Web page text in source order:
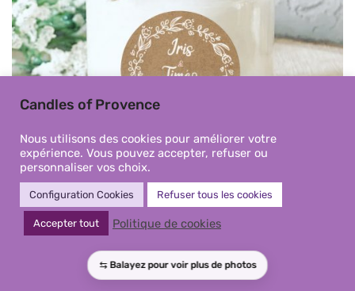
Mini Bougies personnalisée
parfumée mariage bohème kraft
– Cadeaux invités
Candles of Provence
Nous utilisons des cookies pour améliorer votre
expérience. Vous pouvez accepter, refuser ou
personnaliser vos choix.
Configuration Cookies Refuser tous les cookies
Accepter tout Politique de cookies